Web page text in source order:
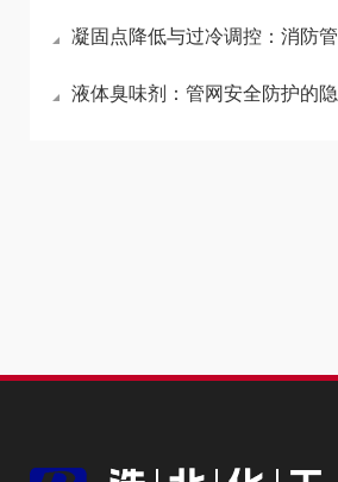
凝固点降低与过冷调控：消防管道防冻液的热力学屏障原理
液体臭味剂：管网安全防护的隐形预警卫士